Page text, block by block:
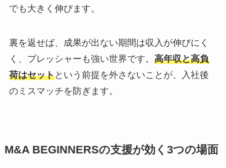
でも大きく伸びます。
裏を返せば、成果が出ない期間は収入が伸びにく
く、プレッシャーも強い世界です。 高年収と高負
荷はセットという前提を外さないことが、入社後
のミスマッチを防ぎます。
M&A BEGINNERSの支援が効く3つの場面